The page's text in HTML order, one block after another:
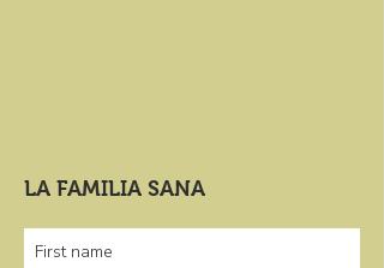
LA FAMILIA SANA
First name